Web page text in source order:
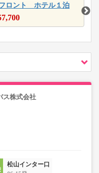
ロント ホテル１泊
ス株式会社
松山インター口